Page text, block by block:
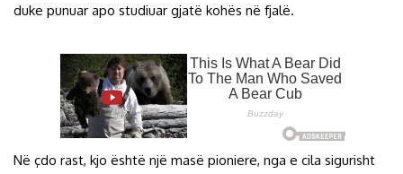
duke punuar apo studiuar gjatë kohës në fjalë.
Në çdo rast, kjo është një masë pioniere, nga e cila sigurisht